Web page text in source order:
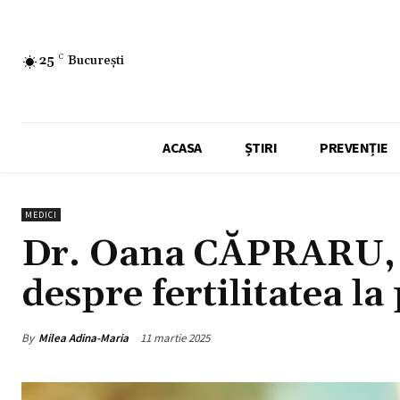
25 C București
ACASA ȘTIRI PREVENȚIE
MEDICI
Dr. Oana
despre fertilitatea la
By Milea Adina-Maria 11 martie 2025